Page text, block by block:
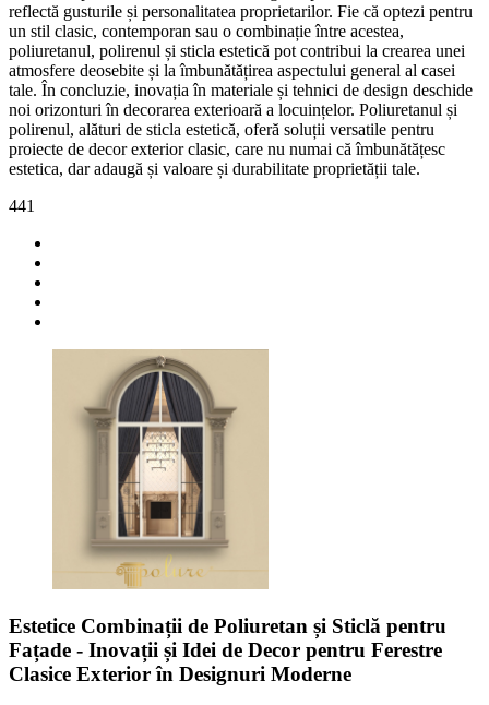
reflectă gusturile și personalitatea proprietarilor. Fie că optezi pentru
un stil clasic, contemporan sau o combinație între acestea,
poliuretanul, polirenul și sticla estetică pot contribui la crearea unei
atmosfere deosebite și la îmbunătățirea aspectului general al casei
tale. În concluzie, inovația în materiale și tehnici de design deschide
noi orizonturi în decorarea exterioară a locuințelor. Poliuretanul și
polirenul, alături de sticla estetică, oferă soluții versatile pentru
proiecte de decor exterior clasic, care nu numai că îmbunătățesc
estetica, dar adaugă și valoare și durabilitate proprietății tale.
441
Estetice Combinații de Poliuretan și Sticlă pentru
Fațade - Inovații și Idei de Decor pentru Ferestre
Clasice Exterior în Designuri Moderne